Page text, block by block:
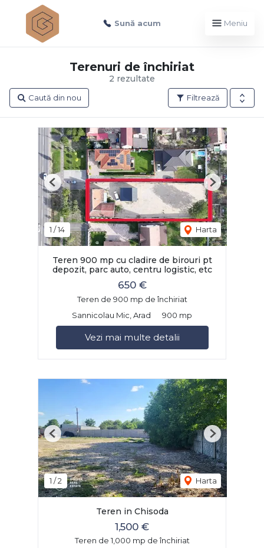
Sună acum Meniu
2 rezultate
Terenuri de închiriat
Filtrează
Caută din nou
1 /14 Harta
Previous Next
Teren 900 mp cu cladire de birouri pt
depozit, parc auto, centru logistic, etc
650 €
Teren de 900 mp de închiriat
Sannicolau Mic, Arad
900 mp
Vezi mai multe detalii
1 /2 Harta
Previous Next
Teren in Chisoda
1,500 €
Teren de 1,000 mp de închiriat